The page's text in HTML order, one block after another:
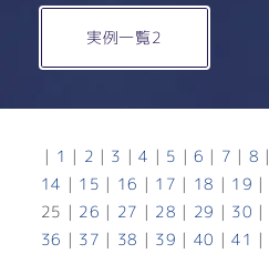
実例一覧2
| 1 | 2 | 3 | 4 | 5 | 6 | 7 | 8 |
14 | 15 | 16 | 17 | 18 | 19 |
25 | 26 | 27 | 28 | 29 | 30 |
36 | 37 | 38 | 39 | 40 | 41 |